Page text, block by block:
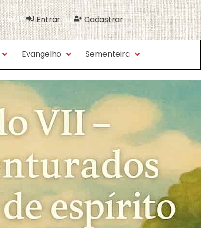
Entrar ou Cadastrar
Evangelho Sementeira